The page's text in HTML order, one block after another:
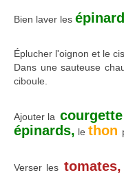
Bien laver les
Éplucher l'oignon et le
Dans une sauteuse
ciboule.
Ajouter la courgette
épinards, le thon
Verser lestomates,